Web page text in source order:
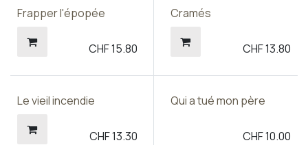
Frapper l'épopée
CHF15.80
Cramés
CHF13.80
Le vieil incendie
CHF13.30
Qui a tué mon père
CHF10.00